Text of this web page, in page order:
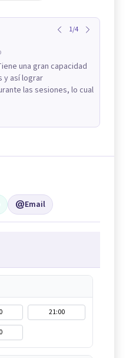
1/4
una gran capacidad
y así lograr
las sesiones, lo cual
Email
21:00